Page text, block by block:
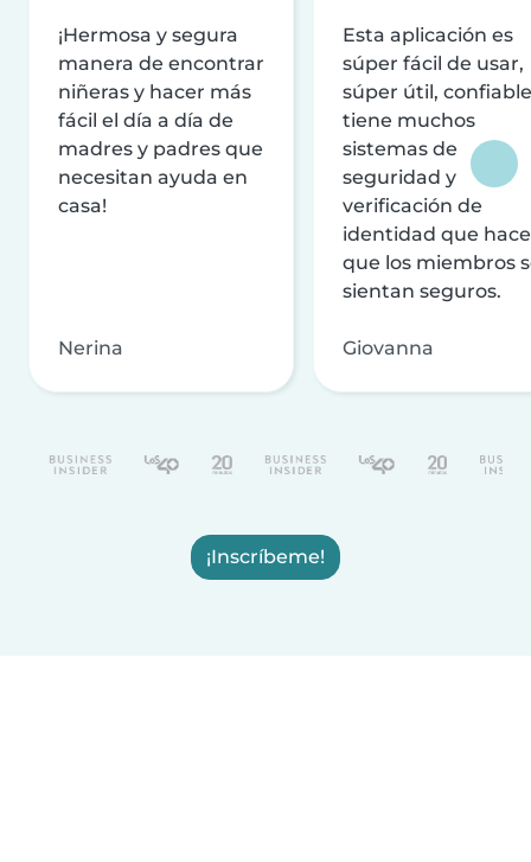
¡Hermosa y segura
manera de encontrar
niñeras y hacer más
fácil el día a día de
madres y padres que
necesitan ayuda en
casa!
Nerina
Esta aplicación es
súper fácil de usar,
súper útil,
tiene muchos
sistemas de
seguridad y
verificación de
identidad que
que los miembros
sientan seguros.
Giovanna
¡Inscríbeme!